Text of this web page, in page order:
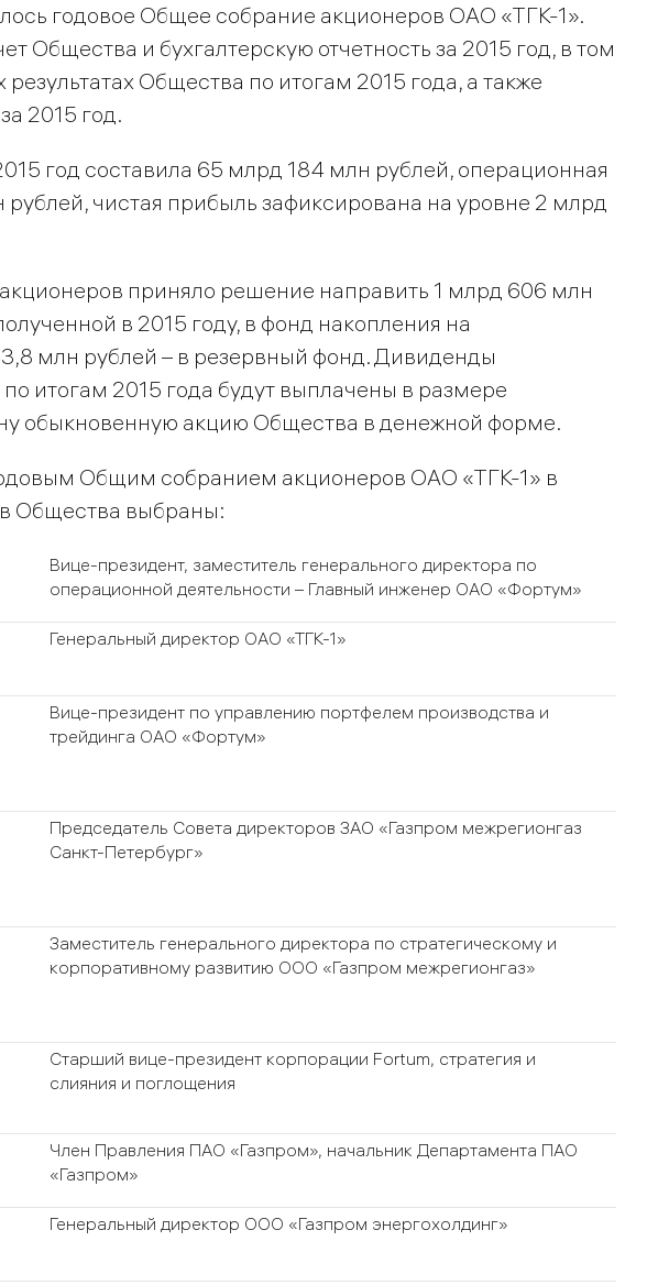
годовое Общее собрание акционеров ОАО «ТГК-1».
Общества и бухгалтерскую отчетность за 2015 год, в том
Общества по итогам 2015 года, а также
2015 год.
год составила 65 млрд 184 млн рублей, операционная
чистая прибыль зафиксирована на уровне 2 млрд
приняло решение направить 1 млрд 606 млн
в 2015 году, в фонд накопления на
млн рублей – в резервный фонд. Дивиденды
итогам 2015 года будут выплачены в размере
обыкновенную акцию Общества в денежной форме.
Общим собранием акционеров ОАО «ТГК-1» в
Общества выбраны:
Вице-президент, заместитель генерального директора по
операционной деятельности – Главный инженер ОАО «Фортум»
Генеральный директор ОАО «ТГК-1»
Вице-президент по управлению портфелем производства и
трейдинга ОАО «Фортум»
Председатель Совета директоров ЗАО «Газпром межрегионгаз
Санкт-Петербург»
Заместитель генерального директора по стратегическому и
корпоративному развитию ООО «Газпром межрегионгаз»
Старший вице-президент корпорации Fortum, стратегия и
слияния и поглощения
Член Правления ПАО «Газпром», начальник Департамента ПАО
«Газпром»
Генеральный директор ООО «Газпром энергохолдинг»